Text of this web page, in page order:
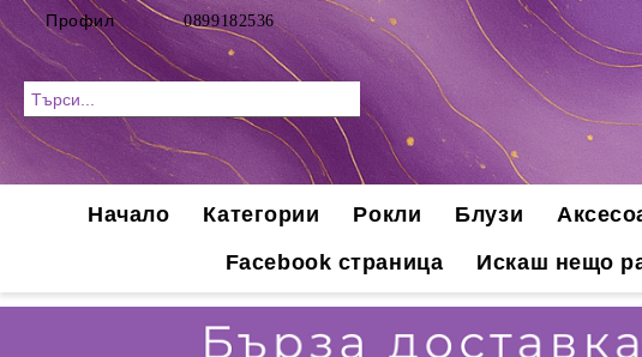
Профил 0899182536
Начало Категории Рокли Блузи
Facebook страница
Искаш нещо